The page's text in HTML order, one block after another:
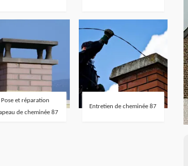
Pose et réparation
de cheminée 87
Entretien de cheminée 87